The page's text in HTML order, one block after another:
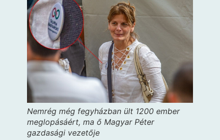
Nemrég még fegyházban ült 1200 ember
meglopásáért, ma ő Magyar Péter
gazdasági vezetője